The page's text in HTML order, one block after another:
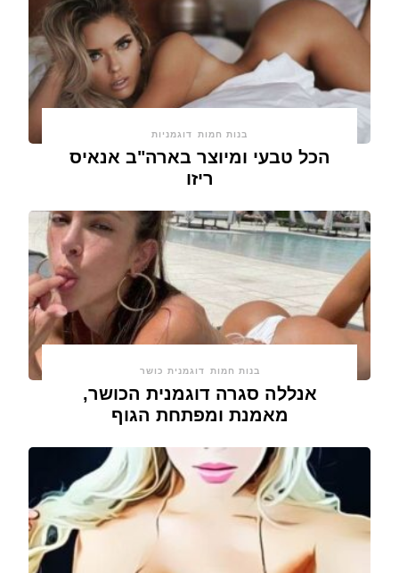
בנות חמות דוגמניות
הכל טבעי ומיוצר בארה"ב אנאיס
ריזו
בנות חמות דוגמנית כושר
אנללה סגרה דוגמנית הכושר,
מאמנת ומפתחת הגוף